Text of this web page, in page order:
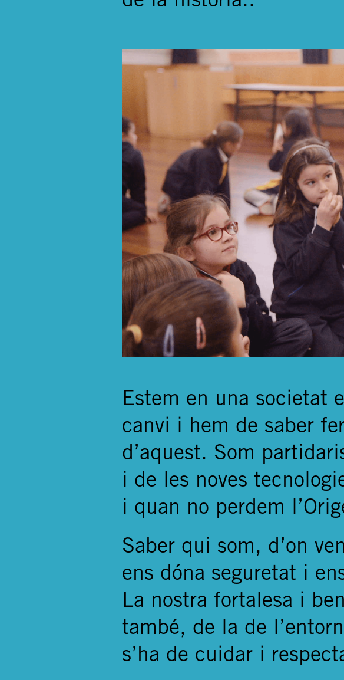
Estem en una societat
canvi i hem de saber
d’aquest. Som
i de les noves
i quan no perdem
Saber qui som, d’on
ens dóna seguretat i
La nostra fortalesa i
també, de la de
s’ha de cuidar i